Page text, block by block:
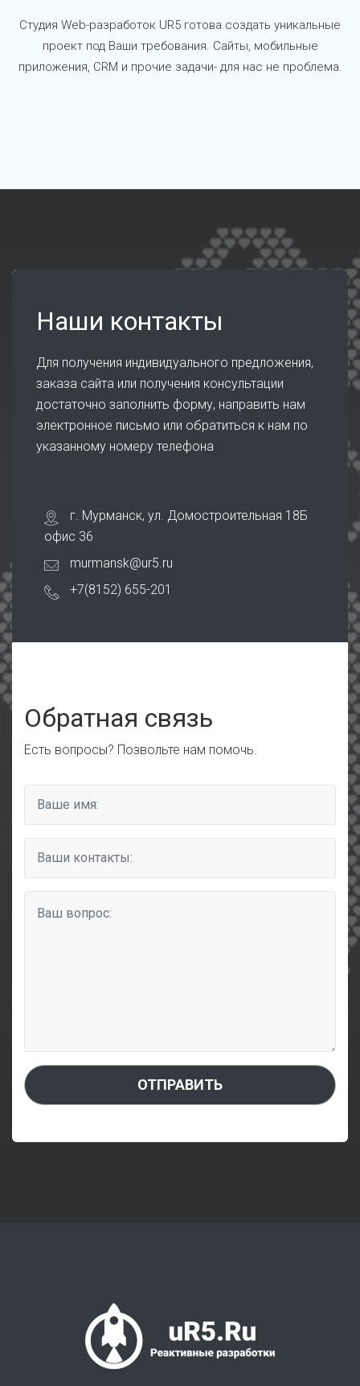
Студия Web-разработок UR5 готова создать уникальные
проект под Ваши требования. Сайты, мобильные
приложения, CRM и прочие задачи- для нас не проблема.
Наши контакты
Для получения индивидуального предложения,
заказа сайта или получения консультации
достаточно заполнить форму, направить нам
электронное письмо или обратиться к нам по
указанному номеру телефона
г. Мурманск, ул. Домостроительная 18Б
офис 36
murmansk@ur5.ru
+7(8152) 655-201
Обратная связь
Есть вопросы? Позвольте нам помочь.
ОТПРАВИТЬ